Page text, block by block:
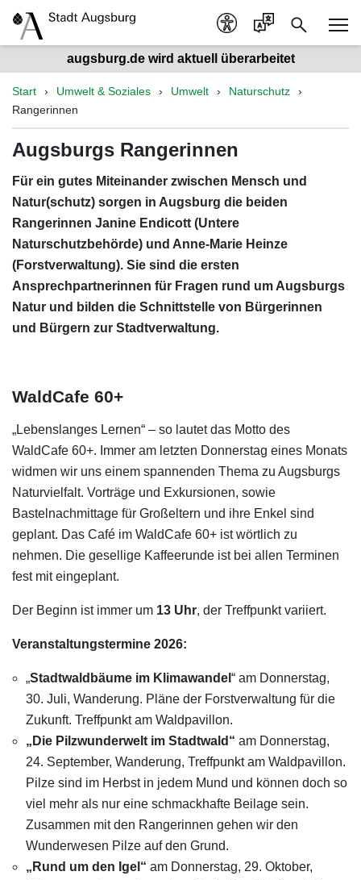
augsburg.de wird aktuell überarbeitet
Start Umwelt & Soziales Umwelt
Naturschutz
Rangerinnen
Augsburgs Rangerinnen
Für ein gutes Miteinander zwischen Mensch und
Natur(schutz) sorgen in Augsburg die beiden
Rangerinnen Janine Endicott (Untere
Naturschutzbehörde) und Anne-Marie Heinze
(Forstverwaltung). Sie sind die ersten
Ansprechpartnerinnen für Fragen rund um Augsburgs
Natur und bilden die Schnittstelle von Bürgerinnen
und Bürgern zur Stadtverwaltung.
WaldCafe 60+
„Lebenslanges Lernen“ – so lautet das Motto des
WaldCafe 60+. Immer am letzten Donnerstag eines Monats
widmen wir uns einem spannenden Thema zu Augsburgs
Naturvielfalt. Vorträge und Exkursionen, sowie
Bastelnachmittage für Großeltern und ihre Enkel sind
geplant. Das Café im WaldCafe 60+ ist wörtlich zu
nehmen. Die gesellige Kaffeerunde ist bei allen Terminen
fest mit eingeplant.
Der Beginn ist immer um 13 Uhr, der Treffpunkt variiert.
Veranstaltungstermine 2026:
„Stadtwaldbäume im Klimawandel “ am Donnerstag,
30. Juli, Wanderung. Pläne der Forstverwaltung für die
Zukunft. Treffpunkt am Waldpavillon.
„Die Pilzwunderwelt im Stadtwald“ am Donnerstag,
24. September, Wanderung, Treffpunkt am Waldpavillon.
Pilze sind im Herbst in jedem Mund und können doch so
viel mehr als nur eine schmackhafte Beilage sein.
Zusammen mit den Rangerinnen gehen wir den
Wunderwesen Pilze auf den Grund.
„Rund um den Igel“ am Donnerstag, 29. Oktober,